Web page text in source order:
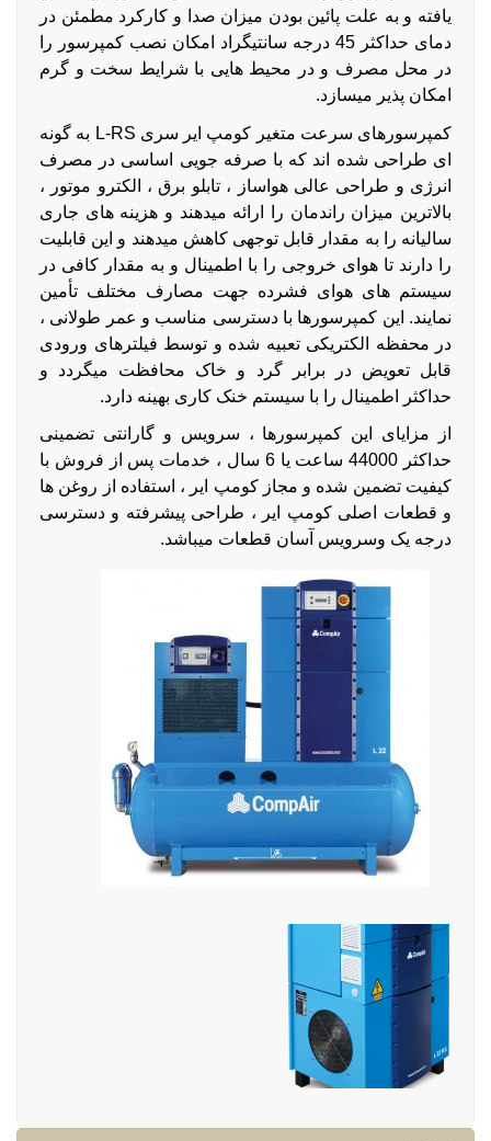
یافته و به علت پائین بودن میزان صدا و کارکرد مطمئن در
دمای حداکثر 45 درجه سانتیگراد امکان نصب کمپرسور را
در محل مصرف و در محیط هایی با شرایط سخت و گرم
امکان پذیر میسازد.
کمپرسورهای سرعت متغیر کومپ ایر سری L-RS به گونه
ای طراحی شده اند که با صرفه جویی اساسی در مصرف
انرژی و طراحی عالی هواساز ، تابلو برق ، الکترو موتور ،
بالاترین میزان راندمان را ارائه میدهند و هزینه های جاری
سالیانه را به مقدار قابل توجهی کاهش میدهند و این قابلیت
را دارند تا هوای خروجی را با اطمینال و به مقدار کافی در
سیستم های هوای فشرده جهت مصارف مختلف تأمین
نمایند. این کمپرسورها با دسترسی مناسب و عمر طولانی ،
در محفظه الکتریکی تعبیه شده و توسط فیلترهای ورودی
قابل تعویض در برابر گرد و خاک محافظت میگردد و
حداکثر اطمینال را با سیستم خنک کاری بهینه دارد.
از مزایای این کمپرسورها ، سرویس و گارانتی تضمینی
حداکثر 44000 ساعت یا 6 سال ، خدمات پس از فروش با
کیفیت تضمین شده و مجاز کومپ ایر ، استفاده از روغن ها
و قطعات اصلی کومپ ایر ، طراحی پیشرفته و دسترسی
درجه یک وسرویس آسان قطعات میباشد.